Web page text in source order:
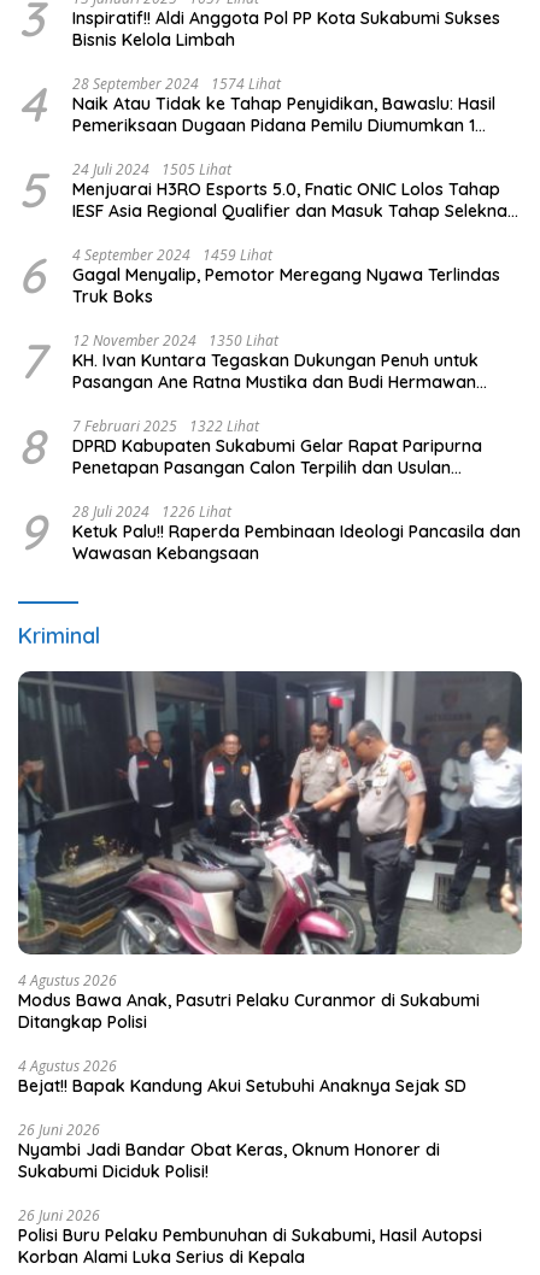
3
Inspiratif!! Aldi Anggota Pol PP Kota Sukabumi Sukses
Bisnis Kelola Limbah
4 28 September 2024 1574 Lihat
Naik Atau Tidak ke Tahap Penyidikan, Bawaslu: Hasil
Pemeriksaan Dugaan Pidana Pemilu Diumumkan 1
5 24 Juli 2024 1505 Lihat
Menjuarai H3RO Esports 5.0, Fnatic ONIC Lolos Tahap
IESF Asia Regional Qualifier dan Masuk Tahap Seleknas
6 4 September 2024 1459 Lihat
Gagal Menyalip, Pemotor Meregang Nyawa Terlindas
Truk Boks
7 12 November 2024 1350 Lihat
KH. Ivan Kuntara Tegaskan Dukungan Penuh untuk
Pasangan Ane Ratna Mustika dan Budi Hermawan
8 7 Februari 2025 1322 Lihat
DPRD Kabupaten Sukabumi Gelar Rapat Paripurna
Penetapan Pasangan Calon Terpilih dan Usulan
9 28 Juli 2024 1226 Lihat
Ketuk Palu!! Raperda Pembinaan Ideologi Pancasila dan
Wawasan Kebangsaan
Kriminal
4 Agustus 2026
Modus Bawa Anak, Pasutri Pelaku Curanmor di Sukabumi
Ditangkap Polisi
4 Agustus 2026
Bejat!! Bapak Kandung Akui Setubuhi Anaknya Sejak SD
26 Juni 2026
Nyambi Jadi Bandar Obat Keras, Oknum Honorer di
Sukabumi Diciduk Polisi!
26 Juni 2026
Polisi Buru Pelaku Pembunuhan di Sukabumi, Hasil Autopsi
Korban Alami Luka Serius di Kepala